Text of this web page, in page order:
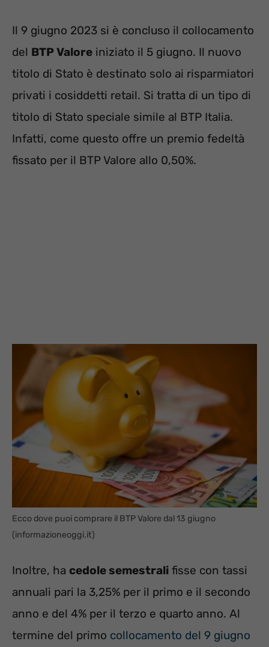
Il 9 giugno 2023 si è concluso il collocamento
del BTP Valore iniziato il 5 giugno. Il nuovo
titolo di Stato è destinato solo ai risparmiatori
privati i cosiddetti retail. Si tratta di un tipo di
titolo di Stato speciale simile al BTP Italia.
Infatti, come questo offre un premio fedeltà
fissato per il BTP Valore allo 0,50%.
Ecco dove puoi comprare il BTP Valore dal 13 giugno
(informazioneoggi.it)
Inoltre, ha cedole semestrali fisse con tassi
annuali pari la 3,25% per il primo e il secondo
anno e del 4% per il terzo e quarto anno. Al
termine del primo collocamento del 9 giugno